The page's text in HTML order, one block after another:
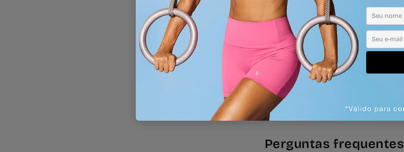
Perguntas frequentes